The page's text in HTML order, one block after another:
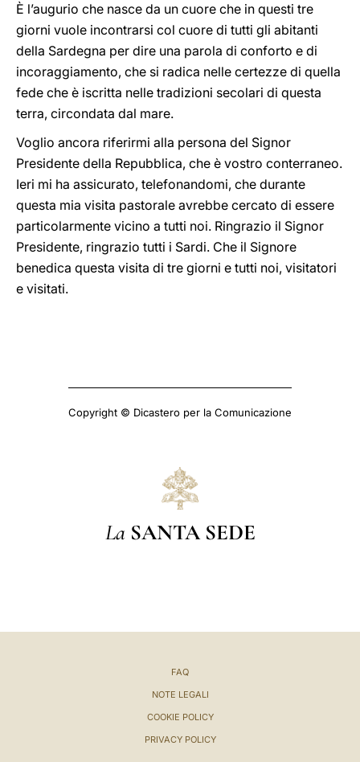
È l’augurio che nasce da un cuore che in questi tre
giorni vuole incontrarsi col cuore di tutti gli abitanti
della Sardegna per dire una parola di conforto e di
incoraggiamento, che si radica nelle certezze di quella
fede che è iscritta nelle tradizioni secolari di questa
terra, circondata dal mare.
Voglio ancora riferirmi alla persona del Signor
Presidente della Repubblica, che è vostro conterraneo.
Ieri mi ha assicurato, telefonandomi, che durante
questa mia visita pastorale avrebbe cercato di essere
particolarmente vicino a tutti noi. Ringrazio il Signor
Presidente, ringrazio tutti i Sardi. Che il Signore
benedica questa visita di tre giorni e tutti noi, visitatori
e visitati.
Copyright © Dicastero per la Comunicazione
La SANTA SEDE
FAQ
NOTE LEGALI
COOKIE POLICY
PRIVACY POLICY